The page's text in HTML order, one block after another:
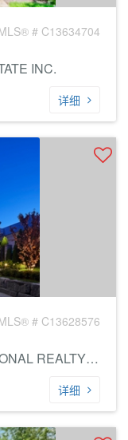
# C13634704
INC.
详细
# C13628576
经纪公司: SOTHEBY'S INTERNATIONAL REALTY CANADA
详细